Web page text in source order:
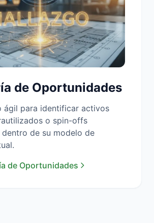
de Oportunidades
ágil para identificar activos
o spin-offs
de su modelo de
de Oportunidades